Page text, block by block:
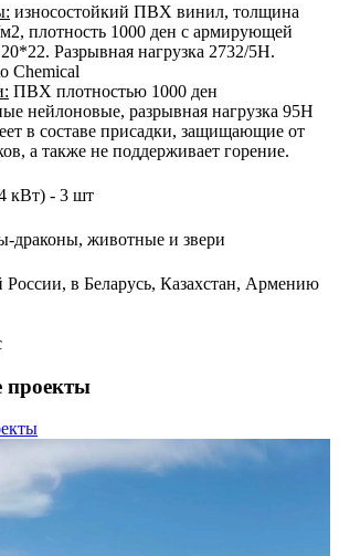
износостойкий ПВХ винил, толщина
плотность 1000 ден с армирующей
Разрывная нагрузка 2732/5Н.
Chemical
ПВХ плотностью 1000 ден
нейлоновые, разрывная нагрузка 95Н
в составе присадки, защищающие от
а также не поддерживает горение.
кВт) - 3 шт
драконы, животные и звери
России, в Беларусь, Казахстан, Армению
проекты